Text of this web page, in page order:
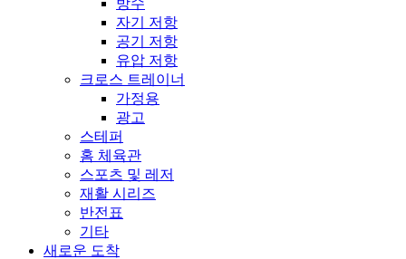
방수
자기 저항
공기 저항
유압 저항
크로스 트레이너
가정용
광고
스테퍼
홈 체육관
스포츠 및 레저
재활 시리즈
반전표
기타
새로운 도착